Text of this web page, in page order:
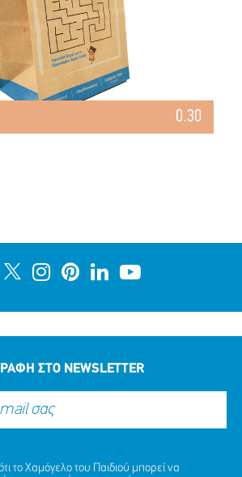
0.30
ΣΤΟ NEWSLETTER
το Χαμόγελο του Παιδιού μπορεί να